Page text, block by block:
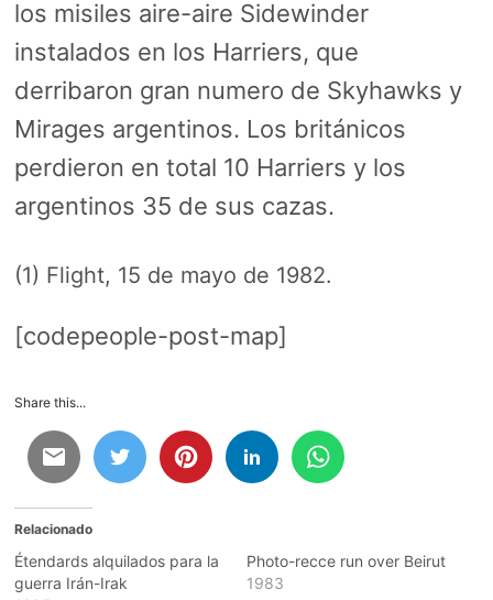
los misiles aire-aire Sidewinder
instalados en los Harriers, que
derribaron gran numero de Skyhawks y
Mirages argentinos. Los británicos
perdieron en total 10 Harriers y los
argentinos 35 de sus cazas.
(1) Flight, 15 de mayo de 1982.
[codepeople-post-map]
Share this...
Relacionado
Étendards alquilados para la
guerra Irán-Irak
Photo-recce run over Beirut
1983